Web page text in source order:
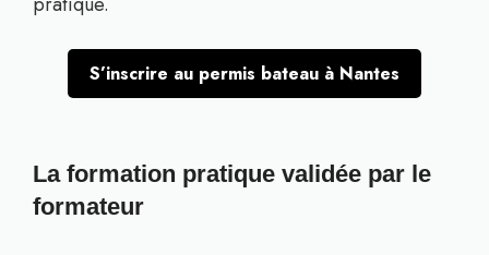
S’inscrire au permis bateau à Nantes
La formation pratique validée par le
formateur